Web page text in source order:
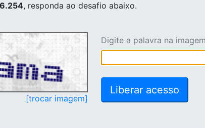
, responda ao desafio abaixo.
[trocar imagem]
Digite a palavra na